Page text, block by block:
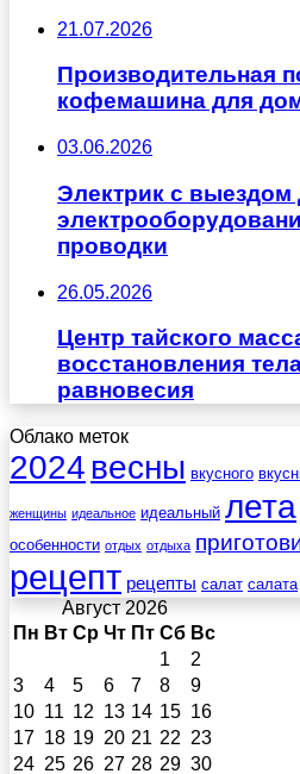
21.07.2026
Производительная
кофемашина для
03.06.2026
Электрик с выездом
проводки
26.05.2026
Центр тайского
восстановления
равновесия
Облако меток
2024 весны вкусного
женщины идеальное идеальный лета
особенности отдых отдыха
рецепт рецепты салат салата
Август 2026
Пн Вт Ср Чт Пт Сб Вс
1
2
3
4 5 6 7 8
9
10 11 12 13 14 15 16
17 18 19 20 21 22 23
24 25 26 27 28 29 30